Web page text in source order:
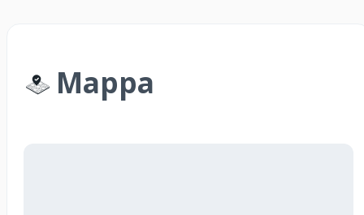
Mappa